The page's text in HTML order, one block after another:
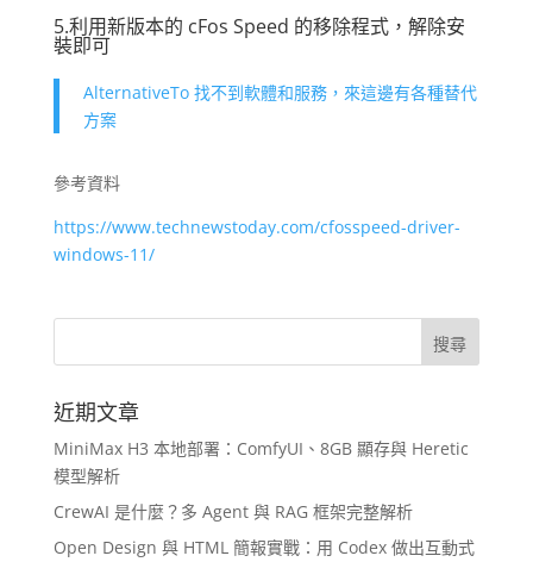
5.利用新版本的 cFos Speed 的移除程式，解除安
裝即可
AlternativeTo 找不到軟體和服務，來這邊有各種替代
方案
參考資料
https://www.technewstoday.com/cfosspeed-driver-
windows-11/
近期文章
MiniMax H3 本地部署：ComfyUI、8GB 顯存與 Heretic
模型解析
CrewAI 是什麼？多 Agent 與 RAG 框架完整解析
Open Design 與 HTML 簡報實戰：用 Codex 做出互動式